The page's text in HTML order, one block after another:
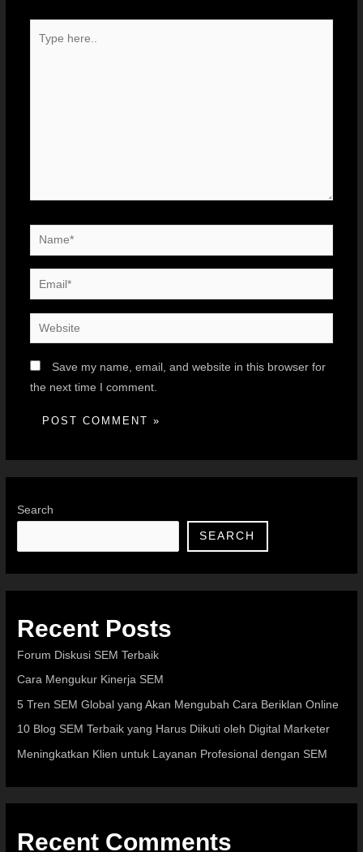
Save my name, email, and website in this browser for
the next time I comment.
Search
SEARCH
Recent Posts
Forum Diskusi SEM Terbaik
Cara Mengukur Kinerja SEM
5 Tren SEM Global yang Akan Mengubah Cara Beriklan Online
10 Blog SEM Terbaik yang Harus Diikuti oleh Digital Marketer
Meningkatkan Klien untuk Layanan Profesional dengan SEM
Recent Comments